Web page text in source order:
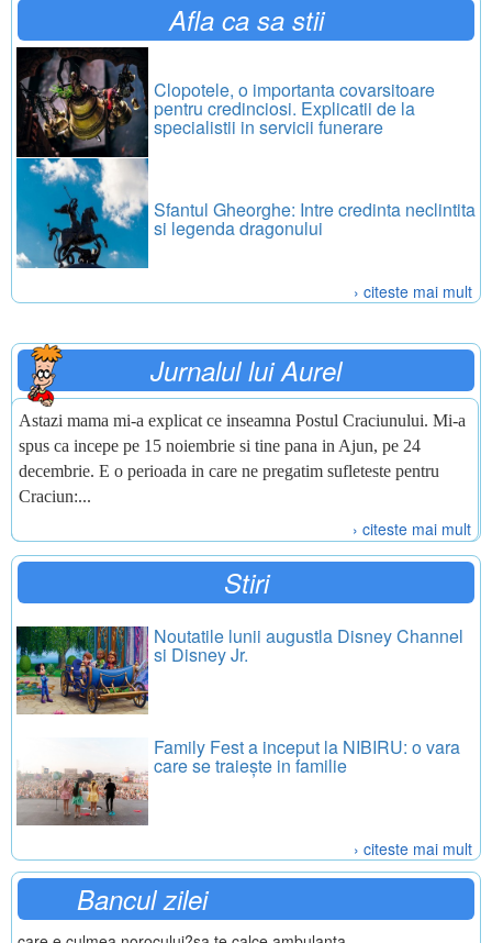
Afla ca sa stii
Clopotele, o importanta covarsitoare
pentru credinciosi. Explicatii de la
specialistii in servicii funerare
Sfantul Gheorghe: Intre credinta neclintita
si legenda dragonului
› citeste mai mult
Jurnalul lui Aurel
Astazi mama mi-a explicat ce inseamna Postul Craciunului. Mi-a
spus ca incepe pe 15 noiembrie si tine pana in Ajun, pe 24
decembrie. E o perioada in care ne pregatim sufleteste pentru
Craciun:...
› citeste mai mult
Stiri
Noutatile lunii augustla Disney Channel
si Disney Jr.
Family Fest a inceput la NIBIRU: o vara
care se traiește in familie
› citeste mai mult
Bancul zilei